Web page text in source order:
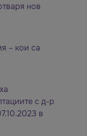
нов
– кои са
с д-р
в